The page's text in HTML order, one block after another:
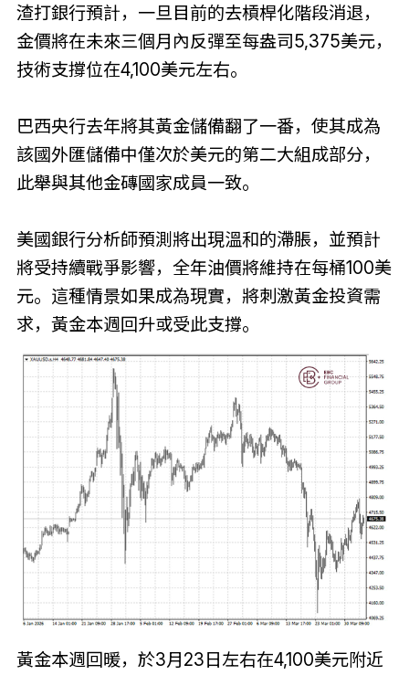
渣打銀行預計，一旦目前的去槓桿化階段消退，
金價將在未來三個月內反彈至每盎司5,375美元，
技術支撐位在4,100美元左右。
巴西央行去年將其黃金儲備翻了一番，使其成為
該國外匯儲備中僅次於美元的第二大組成部分，
此舉與其他金磚國家成員一致。
美國銀行分析師預測將出現溫和的滯脹，並預計
將受持續戰爭影響，全年油價將維持在每桶100美
元。這種情景如果成為現實，將刺激黃金投資需
求，黃金本週回升或受此支撐。
黃金本週回暖，於3月23日左右在4,100美元附近